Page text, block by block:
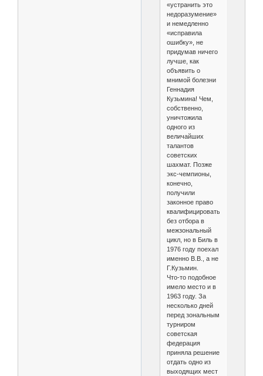
«устранить это
недоразумение»
и немедленно
«исправила
ошибку», не
придумав ничего
лучше, как
объявить о
мнимой болезни
Геннадия
Кузьмина! Чем,
собственно,
уничтожила
одного из
величайших
талантов
советских
шахмат. Позже
экс-чемпионы,
конечно,
получили
законное право
квалифицироваться
без отбора в
межзональный
цикл, но в Биль в
1976 году поехал
именно В.В., а не
Г.Кузьмин.
Что-то подобное
имело место и в
1963 году. За
несколько дней
перед зональным
турниром
советская
федерация
приняла решение
отдать одно из
выходящих мест